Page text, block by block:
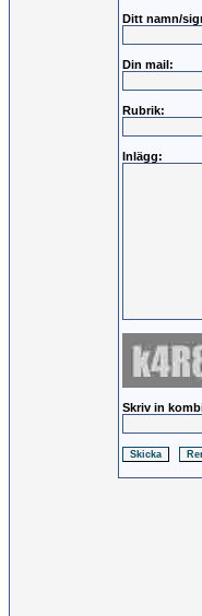
Ditt namn/
Din mail:
Rubrik:
Inlägg:
Skriv in